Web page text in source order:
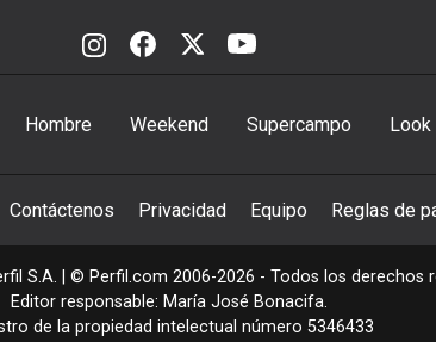
Hombre Weekend Supercampo Look
Contáctenos Privacidad Equipo Reglas de
S.A. | © Perfil.com 2006-2026 - Todos los derechos
Editor responsable: María José Bonacifa.
de la propiedad intelectual número 5346433